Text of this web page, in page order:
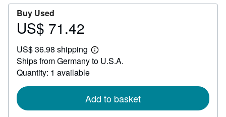
Buy Used
Price
71.42
US$ 71.42
US$ 36.98 shipping
Learn
more
Ships from Germany to U.S.A.
Quantity: 1 available
Add to basket